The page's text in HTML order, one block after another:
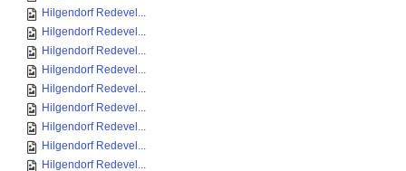
Hilgendorf Redevel...
Hilgendorf Redevel...
Hilgendorf Redevel...
Hilgendorf Redevel...
Hilgendorf Redevel...
Hilgendorf Redevel...
Hilgendorf Redevel...
Hilgendorf Redevel...
Hilgendorf Redevel...